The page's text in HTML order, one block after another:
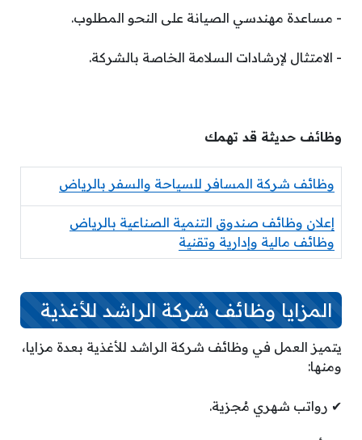
­- مساعدة مهندسي الصيانة على النحو المطلوب.
­- الامتثال لإرشادات السلامة الخاصة بالشركة.
وظائف حديثة قد تهمك
وظائف شركة المسافر للسياحة والسفر بالرياض
إعلان وظائف صندوق التنمية الصناعية بالرياض
وظائف مالية وإدارية وتقنية
المزايا وظائف شركة الراشد للأغذية
يتميز العمل في وظائف شركة الراشد للأغذية بعدة مزايا،
ومنها:
✔ رواتب شهري مُجزية.